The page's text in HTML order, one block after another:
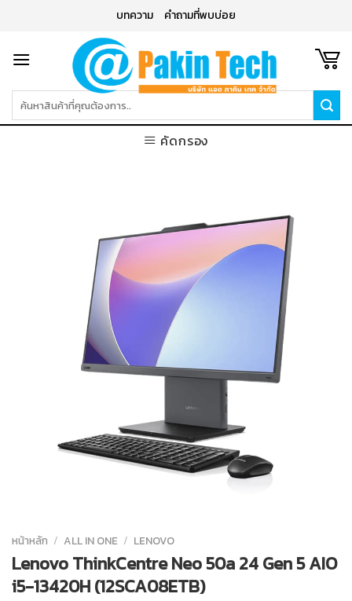
บทความ คำถามที่พบบ่อย
คัดกรอง
หน้าหลัก / ALL IN ONE / LENOVO
Lenovo ThinkCentre Neo 50a 24 Gen 5 AIO
i5-13420H (12SCA08ETB)